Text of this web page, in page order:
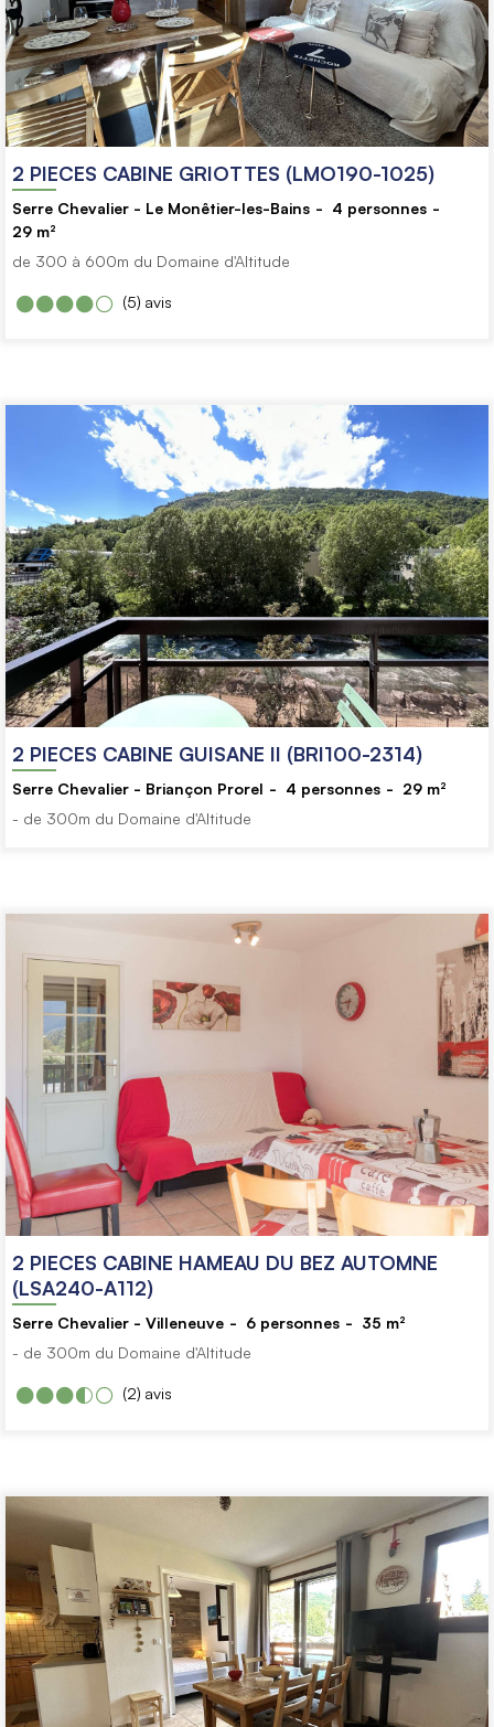
2 PIECES CABINE GRIOTTES (LMO190-1025)
Serre Chevalier - Le Monêtier-les-Bains 4 personnes
29 m²
de 300 à 600m du Domaine d'Altitude
avis
(5)
2 PIECES CABINE GUISANE II (BRI100-2314)
Serre Chevalier - Briançon Prorel 4 personnes 29 m²
- de 300m du Domaine d'Altitude
2 PIECES CABINE HAMEAU DU BEZ AUTOMNE
(LSA240-A112)
Serre Chevalier - Villeneuve 6 personnes 35 m²
- de 300m du Domaine d'Altitude
avis
(2)